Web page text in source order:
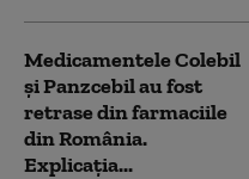
Medicamentele Colebil
și Panzcebil au fost
retrase din farmaciile
din România.
Explicația...